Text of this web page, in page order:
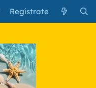
Regístrate